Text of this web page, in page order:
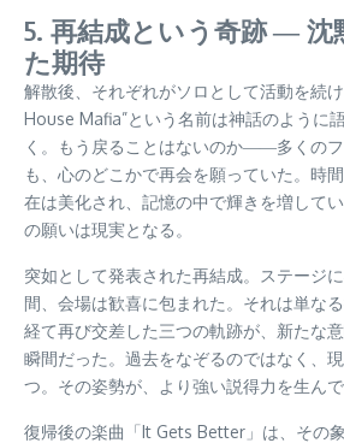
5. 再結成という奇跡 ― 沈
た期待
解散後、それぞれがソロとして活動を続
House Mafia”という名前は神話のように
く。もう戻ることはないのか――多くの
も、心のどこかで再会を願っていた。時
在は美化され、記憶の中で輝きを増して
の願いは現実となる。
突如として発表された再結成。ステージ
間、会場は歓喜に包まれた。それは単な
経て再び交差した三つの軌跡が、新たな
瞬間だった。過去をなぞるのではなく、
つ。その姿勢が、より強い説得力を生んで
復帰後の楽曲「It Gets Better」は、その